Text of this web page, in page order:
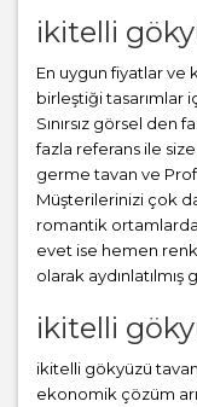
ikitelli
En uygun fiyatlar ve
birleştiği tasarımlar
Sınırsız görsel
fazla referans ile
germe tavan ve
Müşterilerinizi çok
romantik ortamlarda
evet ise hemen
olarak
ikitelli
ikitelli gökyüzü
ekonomik çözüm